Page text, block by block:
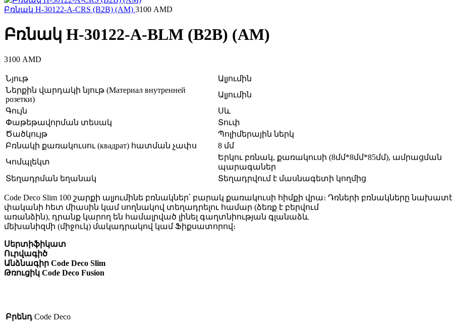
Բռնակ H-30122-A-CRS (B2B) (AM) 3100 AMD
Բռնակ H-30122-A-BLM (B2B) (AM)
3100 AMD
Նյութ
Ալյումին
Ներքին վարդակի նյութ (Материал внутренней
розетки)
Ալյումին
Գույն
Սև
Փաթեթավորման տեսակ
Տուփ
Ծածկույթ
Պոլիմերային ներկ
Բռնակի քառակուսու (квадрат) հատման չափս
8 մմ
Կոմպլեկտ
Երկու բռնակ, քառակուսի (8մմ*8մմ*85մմ), ամրացման
պարագաներ
Տեղադրման եղանակ
Տեղադրվում է մասնագետի կողմից
Code Deco Slim 100 շարքի ալյումինե բռնակներ՝ բարակ քառակուսի հիմքի վրա։ Դռների բռնակները
փականի հետ միասին կամ սողնակով տեղադրելու համար (ձեռք է բերվում
առանձին), դրանք կարող են համալրված լինել գաղտնիության գլանաձև
մեխանիզմի (միջուկ) մակադրակով կամ Ֆիքսատորով։
Սերտիֆիկատ
Ուրվագիծ
Անձնագիր Code Deco Slim
Թռուցիկ Code Deco Fusion
Բրենդ Code Deco